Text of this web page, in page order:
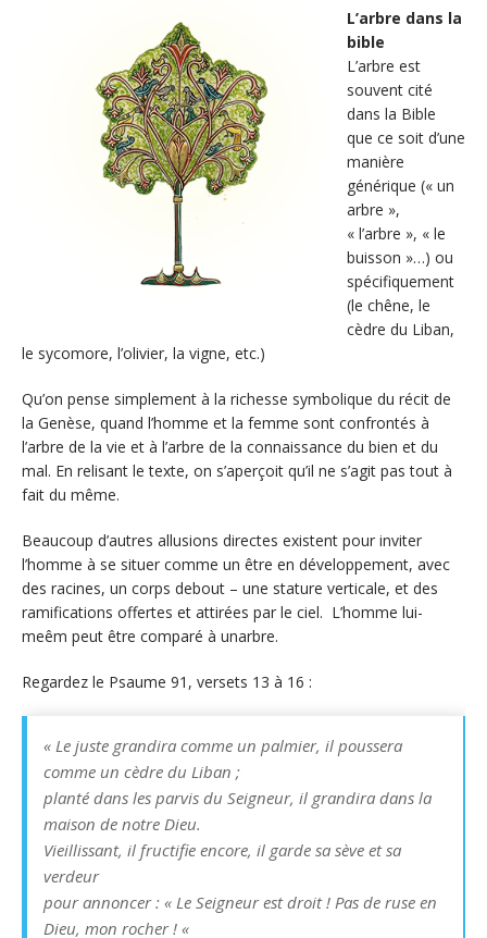
L’arbre dans la
bible
L’arbre est
souvent cité
dans la Bible
que ce soit d’une
manière
générique (« un
arbre »,
« l’arbre », « le
buisson »…) ou
spécifiquement
(le chêne, le
cèdre du Liban,
le sycomore, l’olivier, la vigne, etc.)
Qu’on pense simplement à la richesse symbolique du récit de
la Genèse, quand l’homme et la femme sont confrontés à
l’arbre de la vie et à l’arbre de la connaissance du bien et du
mal. En relisant le texte, on s’aperçoit qu’il ne s’agit pas tout à
fait du même.
Beaucoup d’autres allusions directes existent pour inviter
l’homme à se situer comme un être en développement, avec
des racines, un corps debout – une stature verticale, et des
ramifications offertes et attirées par le ciel. L’homme lui-
meêm peut être comparé à unarbre.
Regardez le Psaume 91, versets 13 à 16 :
« Le juste grandira comme un palmier, il poussera
comme un cèdre du Liban ;
planté dans les parvis du Seigneur, il grandira dans la
maison de notre Dieu.
Vieillissant, il fructifie encore, il garde sa sève et sa
verdeur
pour annoncer : « Le Seigneur est droit ! Pas de ruse en
Dieu, mon rocher ! «